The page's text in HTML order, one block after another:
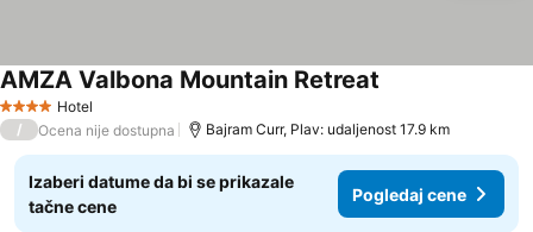
4 ZvezdiceHotel
AMZA Valbona Mountain Retreat
/ Ocena nije dostupna Bajram Curr, Plav: udaljenost 17.9 km
Izaberi datume da bi se prikazale
tačne cene
Pogledaj cene